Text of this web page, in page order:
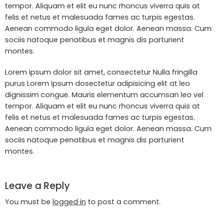
tempor. Aliquam et elit eu nunc rhoncus viverra quis at
felis et netus et malesuada fames ac turpis egestas.
Aenean commodo ligula eget dolor. Aenean massa. Cum
sociis natoque penatibus et magnis dis parturient
montes.
Lorem ipsum dolor sit amet, consectetur Nulla fringilla
purus Lorem ipsum dosectetur adipisicing elit at leo
dignissim congue. Mauris elementum accumsan leo vel
tempor. Aliquam et elit eu nunc rhoncus viverra quis at
felis et netus et malesuada fames ac turpis egestas.
Aenean commodo ligula eget dolor. Aenean massa. Cum
sociis natoque penatibus et magnis dis parturient
montes.
Leave a Reply
You must be logged in to post a comment.